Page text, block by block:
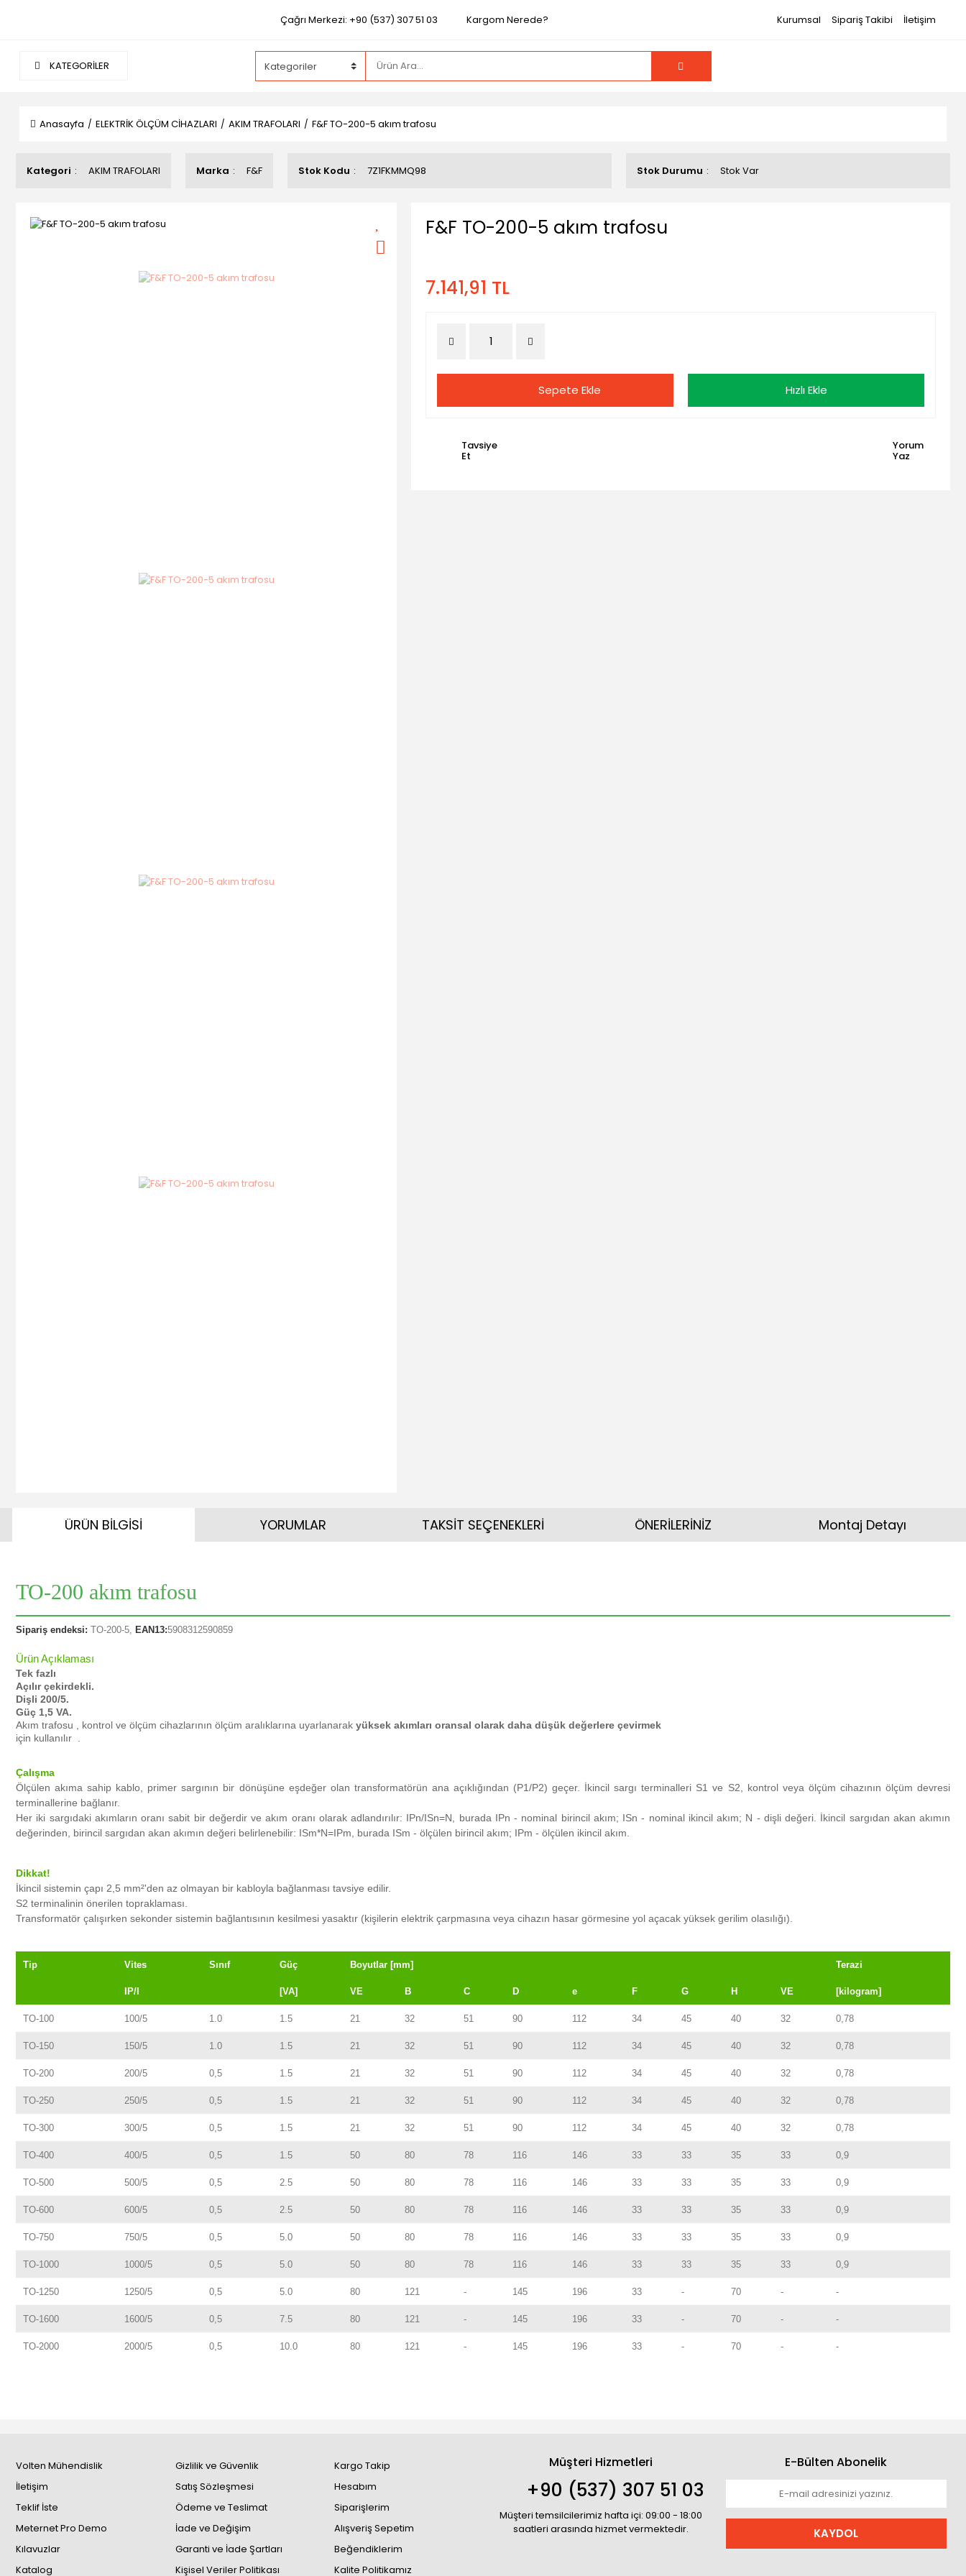
Çağrı Merkezi: +90 (537) 307 51 03 Kargom Nerede? Kurumsal Sipariş Takibi İletişim
KATEGORİLER
Anasayfa ELEKTRİK ÖLÇÜM CİHAZLARI AKIM TRAFOLARI F&F TO-200-5 akım trafosu
Kategori AKIM TRAFOLARI Marka F&F Stok Kodu 7Z1FKMMQ98 Stok Durumu Stok Var
F&F TO-200-5 akım trafosu
7.141,91 TL
Sepete Ekle Hızlı Ekle
Tavsiye
Et
Yorum
Yaz
ÜRÜN BİLGİSİ
TO-200 akım trafosu
Sipariş endeksi: TO-200-5, EAN13:5908312590859
Ürün Açıklaması
Tek fazlı
Açılır çekirdekli.
Dişli 200/5.
Güç 1,5 VA.
Akım trafosu , kontrol ve ölçüm cihazlarının ölçüm aralıklarına uyarlanarak yüksek akımları oransal olarak daha düşük değerlere çevirmek
için kullanılır .
Çalışma
Ölçülen akıma sahip kablo, primer sargının bir dönüşüne eşdeğer olan transformatörün ana açıklığından (P1/P2) geçer. İkincil sargı terminalleri S1 ve S2, kontrol veya ölçüm cihazının ölçüm devresi
terminallerine bağlanır.
Her iki sargıdaki akımların oranı sabit bir değerdir ve akım oranı olarak adlandırılır: IPn/ISn=N, burada IPn - nominal birincil akım; ISn - nominal ikincil akım; N - dişli değeri. İkincil sargıdan akan akımın
değerinden, birincil sargıdan akan akımın değeri belirlenebilir: ISm*N=IPm, burada ISm - ölçülen birincil akım; IPm - ölçülen ikincil akım.
Dikkat!
İkincil sistemin çapı 2,5 mm²'den az olmayan bir kabloyla bağlanması tavsiye edilir.
S2 terminalinin önerilen topraklaması.
Transformatör çalışırken sekonder sistemin bağlantısının kesilmesi yasaktır (kişilerin elektrik çarpmasına veya cihazın hasar görmesine yol açacak yüksek gerilim olasılığı).
Tip Vites Sınıf Güç Boyutlar [mm] Terazi
IP/I [VA] VE B C D e F G H VE [kilogram]
TO-100 100/5 1.0 1.5 21 32 51 90 112 34 45 40 32 0,78
TO-150 150/5 1.0 1.5 21 32 51 90 112 34 45 40 32 0,78
TO-200 200/5 0,5 1.5 21 32 51 90 112 34 45 40 32 0,78
TO-250 250/5 0,5 1.5 21 32 51 90 112 34 45 40 32 0,78
TO-300 300/5 0,5 1.5 21 32 51 90 112 34 45 40 32 0,78
TO-400 400/5 0,5 1.5 50 80 78 116 146 33 33 35 33 0,9
TO-500 500/5 0,5 2.5 50 80 78 116 146 33 33 35 33 0,9
TO-600 600/5 0,5 2.5 50 80 78 116 146 33 33 35 33 0,9
TO-750 750/5 0,5 5.0 50 80 78 116 146 33 33 35 33 0,9
TO-1000 1000/5 0,5 5.0 50 80 78 116 146 33 33 35 33 0,9
TO-1250 1250/5 0,5 5.0 80 121 - 145 196 33 - 70 - -
TO-1600 1600/5 0,5 7.5 80 121 - 145 196 33 - 70 - -
TO-2000 2000/5 0,5 10.0 80 121 - 145 196 33 - 70 - -
YORUMLAR TAKSİT SEÇENEKLERİ ÖNERİLERİNİZ Montaj Detayı
Volten Mühendislik
İletişim
Teklif İste
Meternet Pro Demo
Kılavuzlar
Katalog
Gizlilik ve Güvenlik
Satış Sözleşmesi
Ödeme ve Teslimat
İade ve Değişim
Garanti ve İade Şartları
Kişisel Veriler Politikası
Kargo Takip
Hesabım
Siparişlerim
Alışveriş Sepetim
Beğendiklerim
Kalite Politikamız
Müşteri Hizmetleri
+90 (537) 307 51 03
Müşteri temsilcilerimiz hafta içi: 09:00 - 18:00
saatleri arasında hizmet vermektedir.
E-Bülten Abonelik
KAYDOL